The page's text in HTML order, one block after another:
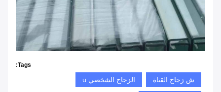
Tags:
ش زجاج القناة الزجاج الشخصي u